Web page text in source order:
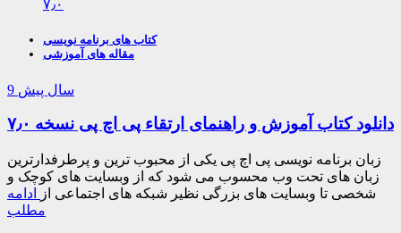
کتاب های برنامه نویسی
مقاله های آموزشی
9 سال پیش
دانلود کتاب آموزش و راهنمای ارتقاء پی اچ پی نسخه ۷٫۰
زبان برنامه نویسی پی اچ پی یکی از محبوب ترین و پرطرفدارترین
زبان های تحت وب محسوب می شود که از وبسایت های کوچک و
شخصی تا وبسایت های بزرگی نظیر شبکه های اجتماعی از
ادامه
مطلب